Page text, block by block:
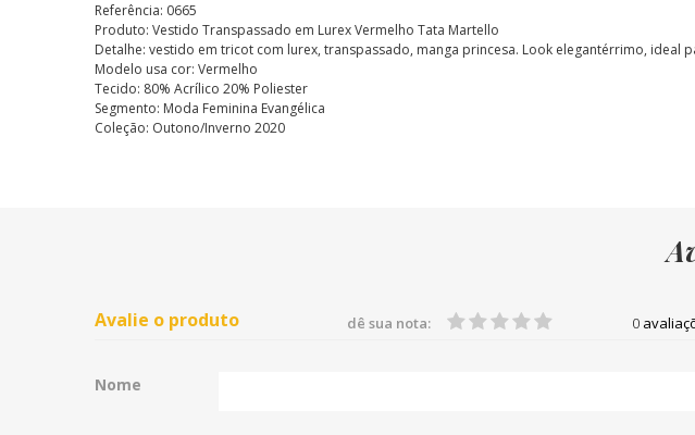
Referência: 0665
Produto: Vestido Transpassado em Lurex Vermelho Tata Martello
Detalhe: vestido em tricot com lurex, transpassado, manga princesa. Look elegantérrimo, ideal
Modelo usa cor: Vermelho
Tecido: 80% Acrílico 20% Poliester
Segmento: Moda Feminina Evangélica
Coleção: Outono/Inverno 2020
Avalie o produto 0
dê sua nota:
Nome